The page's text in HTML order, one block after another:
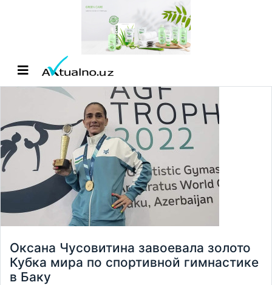
Оксана Чусовитина завоевала золото
Кубка мира по спортивной гимнастике
в Баку